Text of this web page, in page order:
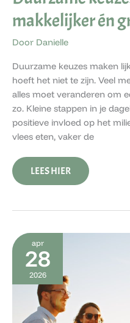
makkelijker én
Door Danielle
Duurzame keuzes maken
hoeft het niet te zijn. Veel
alles moet veranderen om
zo. Kleine stappen in je
positieve invloed op het
vlees eten, vaker de
LEES HIER
apr
28
2026
IN
KINDERTAAL:
ZO
LEG
JE
HET
SIMPEL
UIT